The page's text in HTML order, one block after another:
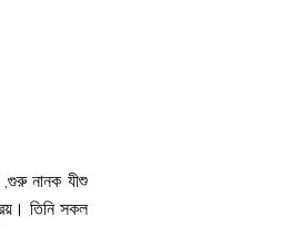
নানক যীশু
তিনি সকল